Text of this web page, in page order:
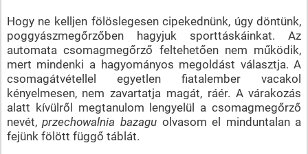
Hogy ne kelljen fölöslegesen cipekednünk, úgy döntünk,
poggyászmegőrzőben hagyjuk sporttáskáinkat. Az
automata csomagmegőrző feltehetően nem működik,
mert mindenki a hagyományos megoldást választja. A
csomagátvétellel egyetlen fiatalember vacakol
kényelmesen, nem zavartatja magát, ráér. A várakozás
alatt kívülről megtanulom lengyelül a csomagmegőrző
nevét,przechowalnia bazaguolvasom el minduntalan a
fejünk fölött függő táblát.